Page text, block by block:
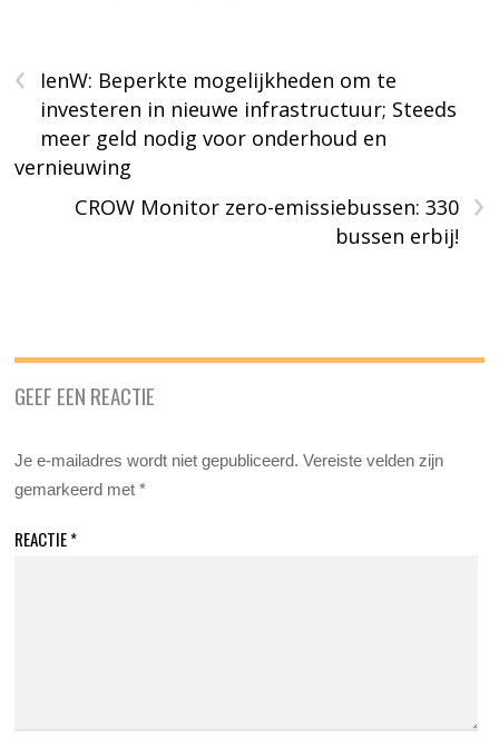
‹
IenW: Beperkte mogelijkheden om te
investeren in nieuwe infrastructuur; Steeds
meer geld nodig voor onderhoud en
vernieuwing
›
CROW Monitor zero-emissiebussen: 330
bussen erbij!
GEEF EEN REACTIE
Je e-mailadres wordt niet gepubliceerd. Vereiste velden zijn
gemarkeerd met*
REACTIE*